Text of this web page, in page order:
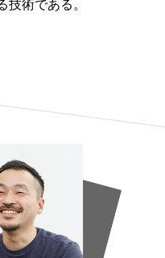
術である。